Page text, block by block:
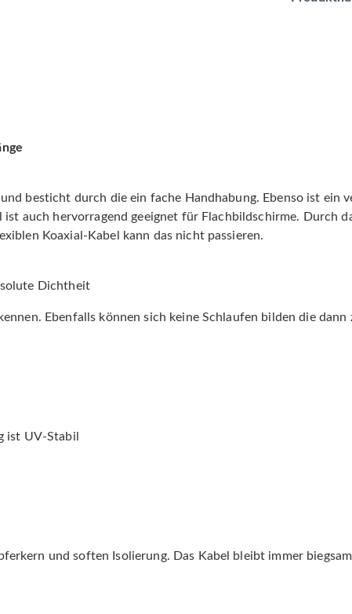
besticht durch die ein fache Handhabung. Ebenso ist ein
auch hervorragend geeignet für Flachbildschirme. Durch
Koaxial-Kabel kann das nicht passieren.
Dichtheit
Ebenfalls können sich keine Schlaufen bilden die
ist UV-Stabil
und soften Isolierung. Das Kabel bleibt immer